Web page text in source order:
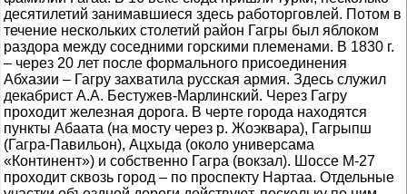
десятилетий занимавшиеся здесь работорговлей. Потом в
течение нескольких столетий район Гагры был яблоком
раздора между соседними горскими племенами. В 1830 г.
– через 20 лет после формального присоединения
Абхазии – Гагру захватила русская армия. Здесь служил
декабрист А.А. Бестужев-Марлинский. Через Гагру
проходит железная дорога. В черте города находятся
пункты Абаата (на мосту через р. Жоэквара), Гагрыпш
(Гагра-Павильон), Ацхыда (около универсама
«Континент») и собственно Гагра (вокзал). Шоссе М-27
проходит сквозь город – по проспекту Нартаа. Отдельные